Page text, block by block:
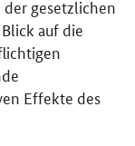
gesetzlichen
auf die
Effekte des